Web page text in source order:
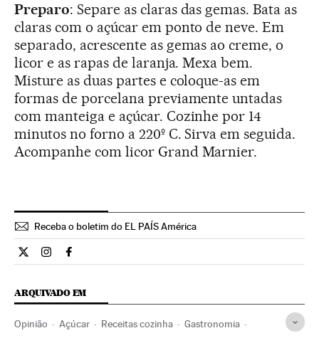
Preparo: Separe as claras das gemas. Bata as
claras com o açúcar em ponto de neve. Em
separado, acrescente as gemas ao creme, o
licor e as rapas de laranja. Mexa bem.
Misture as duas partes e coloque-as em
formas de porcelana previamente untadas
com manteiga e açúcar. Cozinhe por 14
minutos no forno a 220º C. Sirva em seguida.
Acompanhe com licor Grand Marnier.
Receba o boletim do EL PAÍS América
Estilo El País Brasil en Twitter
Estilo El País Brasil en Instagram
Estilo El País Brasil en Facebook
ARQUIVADO EM
Opinião Açúcar Receitas cozinha Gastronomia